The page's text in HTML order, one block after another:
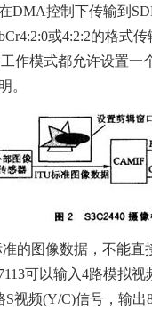
DMA控制下传输到
或4:2:2的格式
作模式都允许设置
。
的图像数据，不能
可以输入4路模拟
视频(Y/C)信号，输